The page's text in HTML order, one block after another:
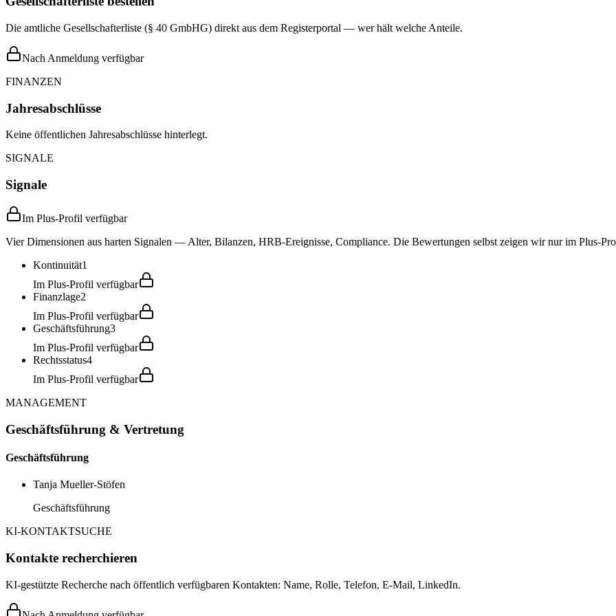
Die amtliche Gesellschafterliste (§ 40 GmbHG) direkt aus dem Registerportal — wer hält welche Anteile.
Nach Anmeldung verfügbar
FINANZEN
Jahresabschlüsse
Keine öffentlichen Jahresabschlüsse hinterlegt.
SIGNALE
Signale
Im Plus-Profil verfügbar
Vier Dimensionen aus harten Signalen — Alter, Bilanzen, HRB-Ereignisse, Compliance. Die Bewertungen selbst zeigen wir nur im Plus-
Kontinuität1
Im Plus-Profil verfügbar
Finanzlage2
Im Plus-Profil verfügbar
Geschäftsführung3
Im Plus-Profil verfügbar
Rechtsstatus4
Im Plus-Profil verfügbar
MANAGEMENT
Geschäftsführung & Vertretung
Geschäftsführung
Tanja Mueller-Stöfen
Geschäftsführung
KI-KONTAKTSUCHE
Kontakte recherchieren
KI-gestützte Recherche nach öffentlich verfügbaren Kontakten: Name, Rolle, Telefon, E-Mail, LinkedIn.